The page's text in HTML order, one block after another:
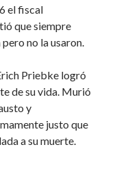
el fiscal
que siempre
no la usaron.
Priebke logró
de su vida. Murió
y
justo que
a su muerte.